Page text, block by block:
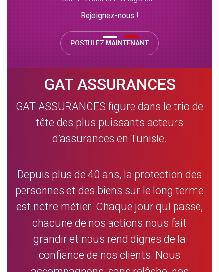
Rejoignez-nous !
POSTULEZ MAINTENANT
GAT ASSURANCES
GAT ASSURANCES figure dans le trio de
tête des plus puissants acteurs
d’assurances en Tunisie.
Depuis plus de 40 ans, la protection des
personnes et des biens sur le long terme
est notre métier. Chaque jour qui passe,
chacune de nos actions nous fait
grandir et nous rend dignes de la
confiance de nos clients. Nous